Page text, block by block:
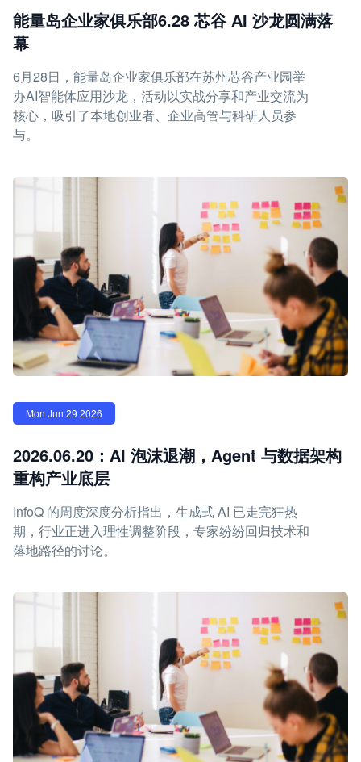
能量岛企业家俱乐部6.28 芯谷 AI 沙龙圆满落
幕
6月28日，能量岛企业家俱乐部在苏州芯谷产业园举
办AI智能体应用沙龙，活动以实战分享和产业交流为
核心，吸引了本地创业者、企业高管与科研人员参
与。
Mon Jun 29 2026
2026.06.20：AI 泡沫退潮，Agent 与数据架构
重构产业底层
InfoQ 的周度深度分析指出，生成式 AI 已走完狂热
期，行业正进入理性调整阶段，专家纷纷回归技术和
落地路径的讨论。